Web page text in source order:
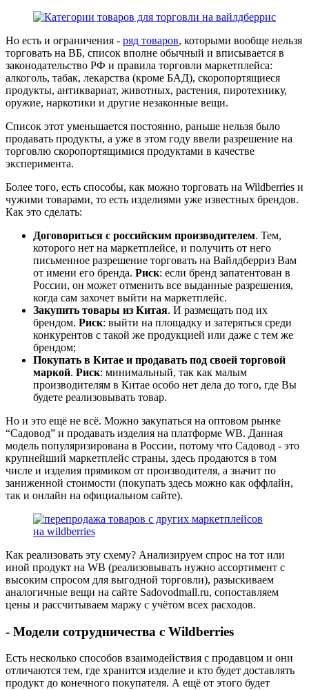
Но есть и ограничения - ряд товаров, которыми вообще нельзя
торговать на ВБ, список вполне обычный и вписывается в
законодательство РФ и правила торговли маркетплейса:
алкоголь, табак, лекарства (кроме БАД), скоропортящиеся
продукты, антиквариат, животных, растения, пиротехнику,
оружие, наркотики и другие незаконные вещи.
Список этот уменьшается постоянно, раньше нельзя было
продавать продукты, а уже в этом году ввели разрешение на
торговлю скоропортящимися продуктами в качестве
эксперимента.
Более того, есть способы, как можно торговать на Wildberries и
чужими товарами, то есть изделиями уже известных брендов.
Как это сделать:
Договориться с российским производителем. Тем,
которого нет на маркетплейсе, и получить от него
письменное разрешение торговать на Вайлдберриз Вам
от имени его бренда. Риск: если бренд запатентован в
России, он может отменить все выданные разрешения,
когда сам захочет выйти на маркетплейс.
Закупить товары из Китая. И размещать под их
брендом. Риск: выйти на площадку и затеряться среди
конкурентов с такой же продукцией или даже с тем же
брендом;
Покупать в Китае и продавать под своей торговой
маркой. Риск: минимальный, так как малым
производителям в Китае особо нет дела до того, где Вы
будете реализовывать товар.
Но и это ещё не всё. Можно закупаться на оптовом рынке
“Садовод” и продавать изделия на платформе WB. Данная
модель популяризирована в России, потому что Садовод - это
крупнейший маркетплейс страны, здесь продаются в том
числе и изделия прямиком от производителя, а значит по
заниженной стоимости (покупать здесь можно как оффлайн,
так и онлайн на официальном сайте).
Как реализовать эту схему? Анализируем спрос на тот или
иной продукт на WB (реализовывать нужно ассортимент с
высоким спросом для выгодной торговли), разыскиваем
аналогичные вещи на сайте Sadovodmall.ru, сопоставляем
цены и рассчитываем маржу с учётом всех расходов.
- Модели сотрудничества с Wildberries
Есть несколько способов взаимодействия с продавцом и они
отличаются тем, где хранится изделие и кто будет доставлять
продукт до конечного покупателя. А ещё от этого будет